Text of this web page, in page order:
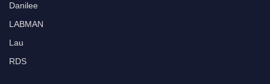
Danilee
LABMAN
Lau
RDS